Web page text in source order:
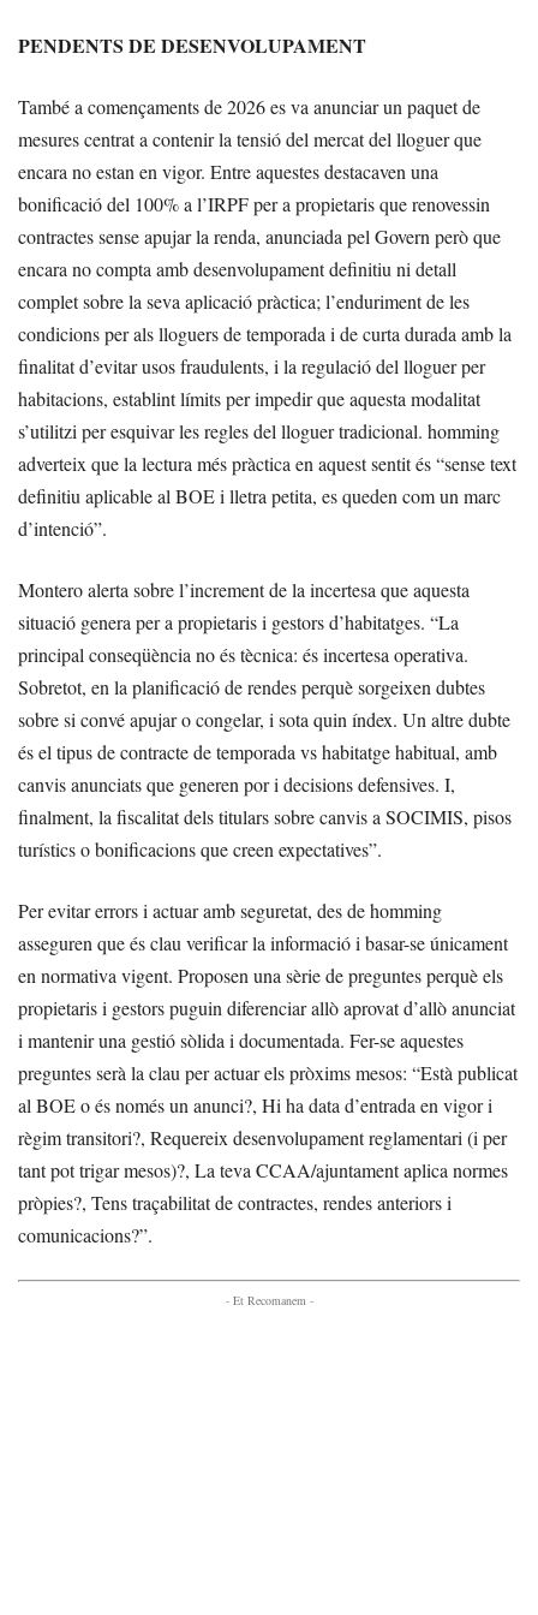
PENDENTS DE DESENVOLUPAMENT
També a començaments de 2026 es va anunciar un paquet de
mesures centrat a contenir la tensió del mercat del lloguer que
encara no estan en vigor. Entre aquestes destacaven una
bonificació del 100% a l’IRPF per a propietaris que renovessin
contractes sense apujar la renda, anunciada pel Govern però que
encara no compta amb desenvolupament definitiu ni detall
complet sobre la seva aplicació pràctica; l’enduriment de les
condicions per als lloguers de temporada i de curta durada amb la
finalitat d’evitar usos fraudulents, i la regulació del lloguer per
habitacions, establint límits per impedir que aquesta modalitat
s’utilitzi per esquivar les regles del lloguer tradicional. homming
adverteix que la lectura més pràctica en aquest sentit és “sense text
definitiu aplicable al BOE i lletra petita, es queden com un marc
d’intenció”.
Montero alerta sobre l’increment de la incertesa que aquesta
situació genera per a propietaris i gestors d’habitatges. “La
principal conseqüència no és tècnica: és incertesa operativa.
Sobretot, en la planificació de rendes perquè sorgeixen dubtes
sobre si convé apujar o congelar, i sota quin índex. Un altre dubte
és el tipus de contracte de temporada vs habitatge habitual, amb
canvis anunciats que generen por i decisions defensives. I,
finalment, la fiscalitat dels titulars sobre canvis a SOCIMIS, pisos
turístics o bonificacions que creen expectatives”.
Per evitar errors i actuar amb seguretat, des de homming
asseguren que és clau verificar la informació i basar-se únicament
en normativa vigent. Proposen una sèrie de preguntes perquè els
propietaris i gestors puguin diferenciar allò aprovat d’allò anunciat
i mantenir una gestió sòlida i documentada. Fer-se aquestes
preguntes serà la clau per actuar els pròxims mesos: “Està publicat
al BOE o és només un anunci?, Hi ha data d’entrada en vigor i
règim transitori?, Requereix desenvolupament reglamentari (i per
tant pot trigar mesos)?, La teva CCAA/ajuntament aplica normes
pròpies?, Tens traçabilitat de contractes, rendes anteriors i
comunicacions?”.
- Et Recomanem -